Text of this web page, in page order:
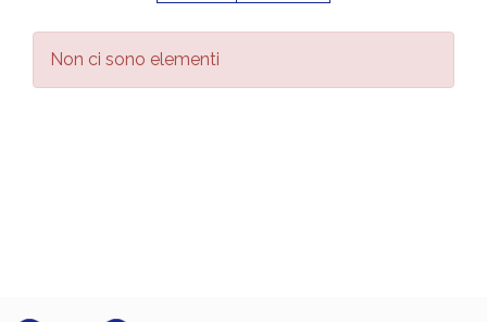
Non ci sono elementi